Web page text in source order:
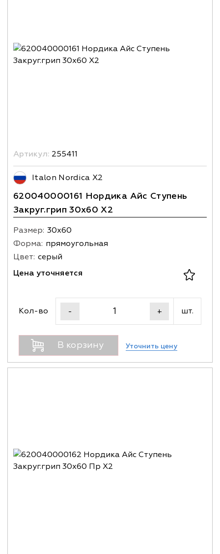
Артикул: 255411
Italon Nordica X2
620040000161 Нордика Айс Ступень
Закруг.грип 30х60 X2
Размер: 30х60
Форма: прямоугольная
Цвет: серый
Цена уточняется
Кол-во - + шт.
В корзину Уточнить цену